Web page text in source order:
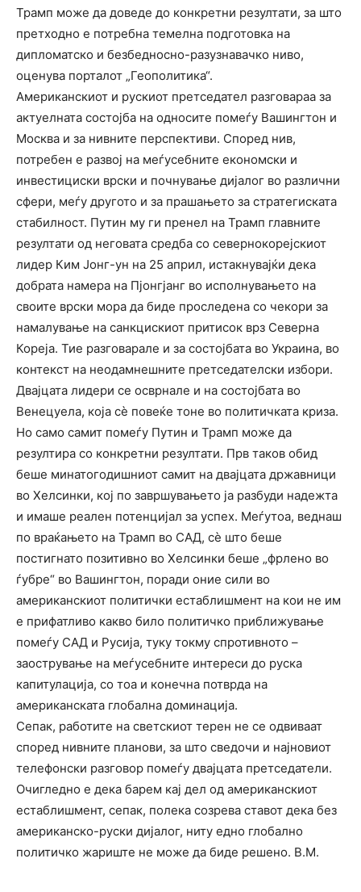
Трамп може да доведе до конкретни резултати, за што
претходно е потребна темелна подготовка на
дипломатско и безбедносно-разузнавачко ниво,
оценува порталот „Геополитика“.
Американскиот и рускиот претседател разговараа за
актуелната состојба на односите помеѓу Вашингтон и
Москва и за нивните перспективи. Според нив,
потребен е развој на меѓусебните економски и
инвестициски врски и почнување дијалог во различни
сфери, меѓу другото и за прашањето за стратегиската
стабилност. Путин му ги пренел на Трамп главните
резултати од неговата средба со севернокорејскиот
лидер Ким Јонг-ун на 25 април, истакнувајќи дека
добрата намера на Пјонгјанг во исполнувањето на
своите врски мора да биде проследена со чекори за
намалување на санкцискиот притисок врз Северна
Кореја. Тие разговарале и за состојбата во Украина, во
контекст на неодамнешните претседателски избори.
Двајцата лидери се осврнале и на состојбата во
Венецуела, која сѐ повеќе тоне во политичката криза.
Но само самит помеѓу Путин и Трамп може да
резултира со конкретни резултати. Прв таков обид
беше минатогодишниот самит на двајцата државници
во Хелсинки, кој по завршувањето ја разбуди надежта
и имаше реален потенцијал за успех. Меѓутоа, веднаш
по враќањето на Трамп во САД, сѐ што беше
постигнато позитивно во Хелсинки беше „фрлено во
ѓубре“ во Вашингтон, поради оние сили во
американскиот политички естаблишмент на кои не им
е прифатливо какво било политичко приближување
помеѓу САД и Русија, туку токму спротивното –
заострување на меѓусебните интереси до руска
капитулација, со тоа и конечна потврда на
американската глобална доминација.
Сепак, работите на светскиот терен не се одвиваат
според нивните планови, за што сведочи и најновиот
телефонски разговор помеѓу двајцата претседатели.
Очигледно е дека барем кај дел од американскиот
естаблишмент, сепак, полека созрева ставот дека без
американско-руски дијалог, ниту едно глобално
политичко жариште не може да биде решено. В.М.